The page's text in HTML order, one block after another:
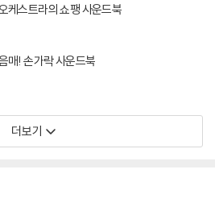
케스트라의 쇼팽 사운드북
매! 손가락 사운드북
더보기